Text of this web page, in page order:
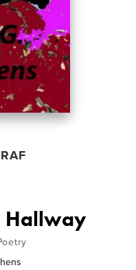
Hallway